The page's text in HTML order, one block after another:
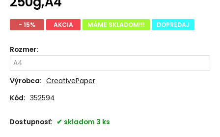
- 15% AKCIA MÁME SKLADOM!!! DOPREDAJ
Rozmer:
Výrobca: CreativePaper
Kód: 352594
Dostupnosť: skladom 3 ks